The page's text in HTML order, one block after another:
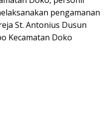
pengamanan
St. Antonius Dusun
Kecamatan Doko